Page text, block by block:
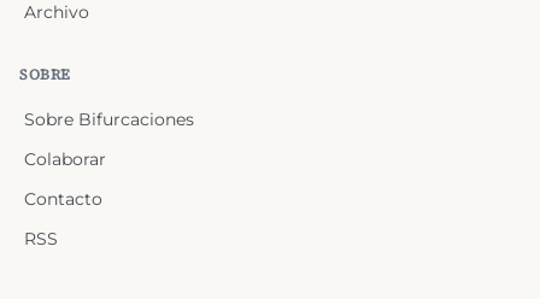
Archivo
SOBRE
Sobre Bifurcaciones
Colaborar
Contacto
RSS